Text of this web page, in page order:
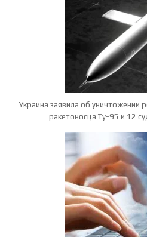
Украина заявила об уничтожении
ракетоносца Ту-95 и 12